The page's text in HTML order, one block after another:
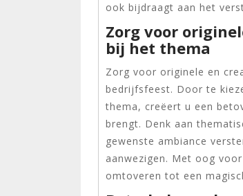
ook bijdraagt aan het
Zorg voor
bij het thema
Zorg voor originele en
bedrijfsfeest. Door te
thema, creëert u een
brengt. Denk aan
gewenste ambiance
aanwezigen. Met oog
omtoveren tot een